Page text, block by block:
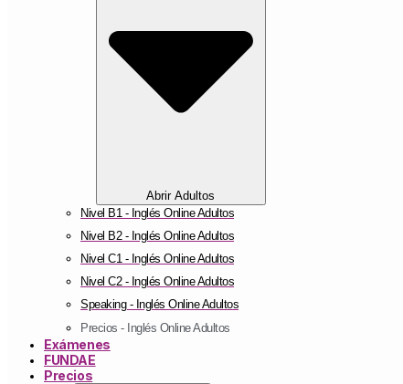
Abrir Adultos
Nivel B1 - Inglés Online Adultos
Nivel B2 - Inglés Online Adultos
Nivel C1 - Inglés Online Adultos
Nivel C2 - Inglés Online Adultos
Speaking - Inglés Online Adultos
Precios - Inglés Online Adultos
Exámenes
FUNDAE
Precios